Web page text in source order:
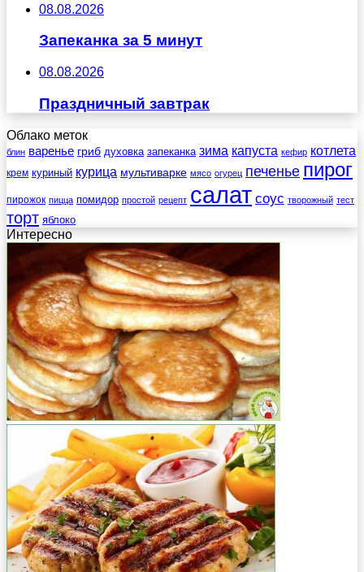
08.08.2026
Запеканка за 5 минут
08.08.2026
Праздничный завтрак
Облако меток
блин варенье гриб духовка запеканка зима капуста кефир котлета
крем куриный курица мультиварке мясо огурец печенье пирог
пирожок пицца помидор простой рецепт салат соус творожный тест
торт яблоко
Интересно